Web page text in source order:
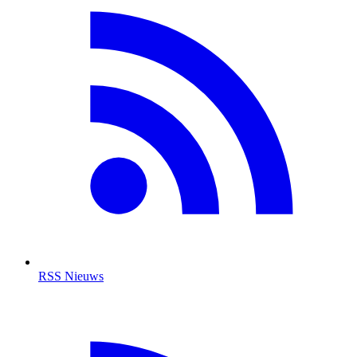
RSS Nieuws